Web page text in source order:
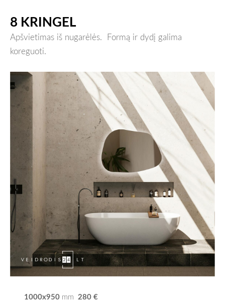
8 KRINGEL
Apšvietimas iš nugarėlės. Formą ir dydį galima
koreguoti.
1000x950 mm 280 €